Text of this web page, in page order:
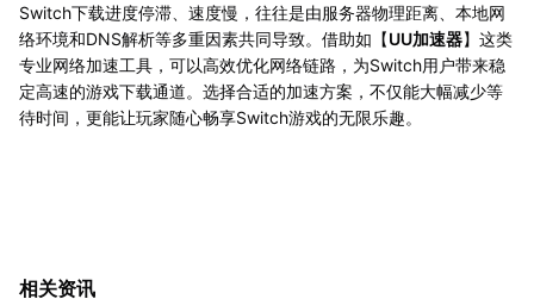
Switch下载进度停滞、速度慢，往往是由服务器物理距离、本地网
络环境和DNS解析等多重因素共同导致。借助如【UU加速器】这类
专业网络加速工具，可以高效优化网络链路，为Switch用户带来稳
定高速的游戏下载通道。选择合适的加速方案，不仅能大幅减少等
待时间，更能让玩家随心畅享Switch游戏的无限乐趣。
相关资讯